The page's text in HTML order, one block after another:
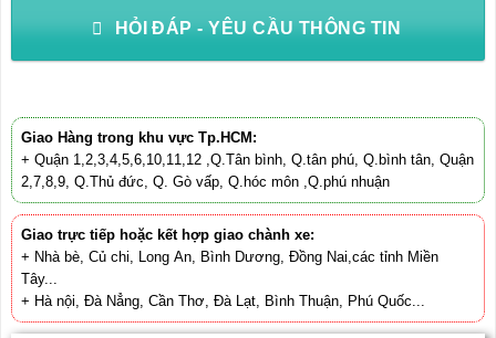
HỎI ĐÁP - YÊU CẦU THÔNG TIN
Giao Hàng trong khu vực Tp.HCM:
+ Quận 1,2,3,4,5,6,10,11,12 ,Q.Tân bình, Q.tân phú, Q.bình tân, Quận
2,7,8,9, Q.Thủ đức, Q. Gò vấp, Q.hóc môn ,Q.phú nhuận
Giao trực tiếp hoặc kết hợp giao chành xe:
+ Nhà bè, Củ chi, Long An, Bình Dương, Đồng Nai,các tỉnh Miền
Tây...
+ Hà nội, Đà Nẳng, Cần Thơ, Đà Lạt, Bình Thuận, Phú Quốc...